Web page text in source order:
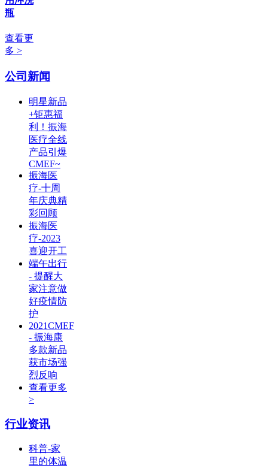
瓶
查看更
多 >
公司新闻
明星新品
+钜惠福
利！振海
医疗全线
产品引爆
CMEF~
振海医
疗-十周
年庆典精
彩回顾
振海医
疗-2023
喜迎开工
端午出行
- 提醒大
家注意做
好疫情防
护
2021CMEF
- 振海康
多款新品
获市场强
烈反响
查看更多
>
行业资讯
科普-家
里的体温